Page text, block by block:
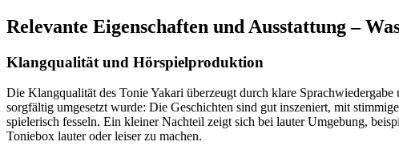
Relevante Eigenschaften und Ausstattung –
Klangqualität und Hörspielproduktion
Die Klangqualität des Tonie Yakari überzeugt durch klare
sorgfältig umgesetzt wurde: Die Geschichten sind gut inszeniert, mit
spielerisch fesseln. Ein kleiner Nachteil zeigt sich bei lauter Umgebung,
Toniebox lauter oder leiser zu machen.